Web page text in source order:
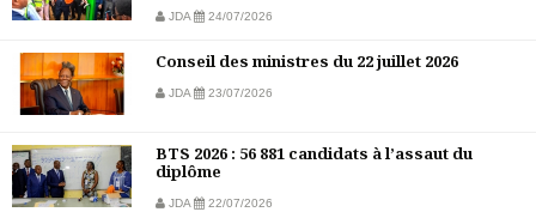
JDA 24/07/2026
Conseil des ministres du 22 juillet 2026
JDA 23/07/2026
BTS 2026 : 56 881 candidats à l’assaut du
diplôme
JDA 22/07/2026